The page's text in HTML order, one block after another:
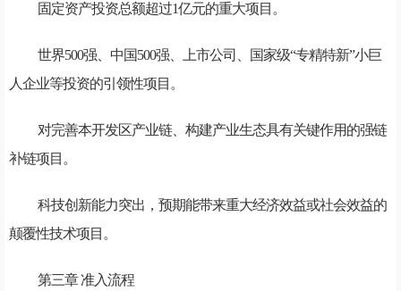
固定资产投资总额超过1亿元的重大项目。
世界500强、中国500强、上市公司、国家级“专精特新”小巨
人企业等投资的引领性项目。
对完善本开发区产业链、构建产业生态具有关键作用的强链
补链项目。
科技创新能力突出，预期能带来重大经济效益或社会效益的
颠覆性技术项目。
第三章 准入流程